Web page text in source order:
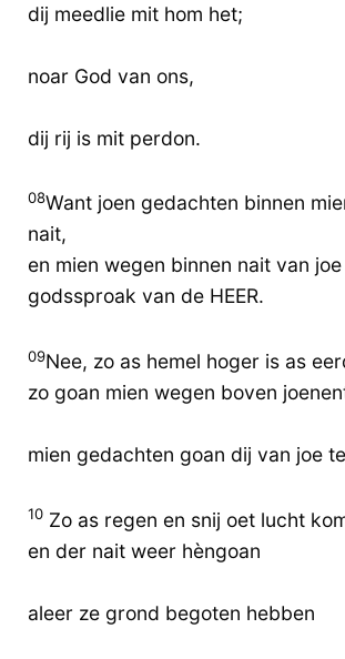
dij meedlie mit hom het;
noar God van ons,
dij rij is mit perdon.
08Want joen gedachten binnen
nait,
en mien wegen binnen nait van joe
godssproak van de HEER.
09Nee, zo as hemel hoger is as
zo goan mien wegen boven
mien gedachten goan dij van joe
10 Zo as regen en snij oet lucht
en der nait weer hèngoan
aleer ze grond begoten hebben